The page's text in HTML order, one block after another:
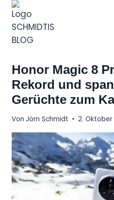
Zum
Inhalt
springen
Honor Magic 8
Rekord und
Gerüchte zum
Von Jörn Schmidt 2. Oktober